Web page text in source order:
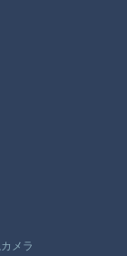
のプリウスに当て
が溺れてしまう事
間はまだPTSDと
メラ